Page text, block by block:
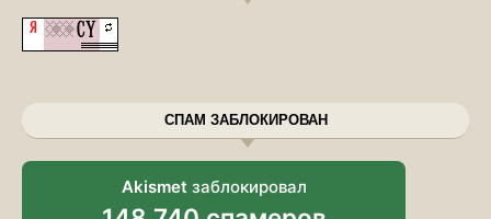
СПАМ ЗАБЛОКИРОВАН
Akismet заблокировал